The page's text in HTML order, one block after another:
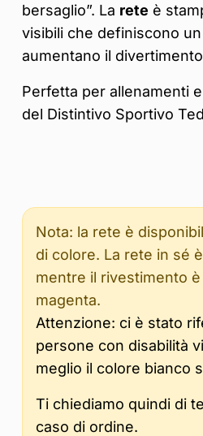
bersaglio”. La rete è
visibili che definiscono
aumentano il
Perfetta per allenamenti
del Distintivo Sportivo
Nota: la rete è
di colore. La rete in sé
mentre il rivestimento
magenta.
Attenzione: ci è stato
persone con disabilità
meglio il colore bianco
Ti chiediamo quindi di
caso di ordine.